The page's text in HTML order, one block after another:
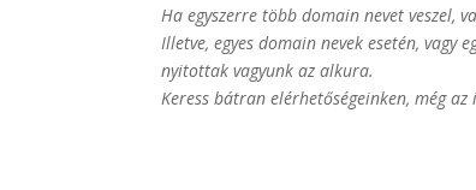
Ha egyszerre több domain nevet veszel,
Illetve, egyes domain nevek esetén, vagy
nyitottak vagyunk az alkura.
Keress bátran elérhetőségeinken, még